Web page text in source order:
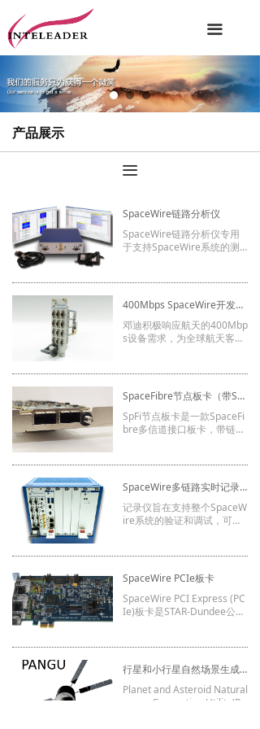
끀
끀
SpaceWire链路分析仪
SpaceWire链路分析仪专用
于支持SpaceWire系统的测
能，用以帮助硬件和软件工
程师进行SpaceWire相关系
统研发的各个阶段：可行
性、电路试验板、工程模
型、标准模型以及飞行模
400Mbps SpaceWire开发测试设备
邓迪积极响应航天的400Mbp
s设备需求，为全球航天客户
SpaceFibre节点板卡（带SpaceFibre分析仪）
SpFi节点板卡是一款SpaceFi
bre多信道接口板卡，带链路
和接收SpFi，数据速率超过1
0Gbit/s，并在指定的端口记
录和显示SpaceFibre通信的
发送和接收情况。
SpaceWire多链路实时记录仪
记录仪旨在支持整个SpaceW
ire系统的验证和调试，可用
量信息。这极大地有助于确
认SpaceWire系统是否正常
运行，并在发现问题时进行
调试。
SpaceWire PCIe板卡
SpaceWire PCI Express (PC
Ie)板卡是STAR-Dundee公司
ceWire接口，带有极优化的
主机软件，支持主机直接收
发低延时的SpaceWire数据
包传输。另外提供一个硬件R
MAP目标和起始用于RMAP
行星和小行星自然场景生成工具(PANGU)
Planet and Asteroid Natural
scene Generation Utility(PA
产品展示